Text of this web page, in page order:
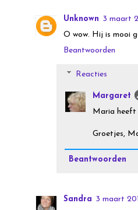
Unknown 3 maart
O wow. Hij is mooi
Beantwoorden
Reacties
Margaret
Maria heeft
Groetjes,
Beantwoorden
Sandra 3 maart